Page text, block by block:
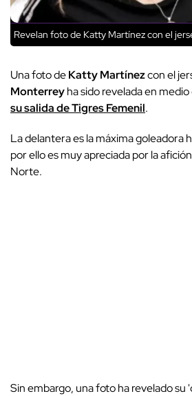
Revelan foto de Katty Martínez con el
Una foto deKatty Martínezcon el
Monterreyha sido revelada en medio
su salida de Tigres Femenil.
La delantera es la máxima goleadora
por ello es muy apreciada por la
Norte.
Sin embargo, una foto ha revelado su